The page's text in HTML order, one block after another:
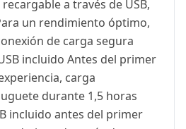
a través de USB,
un rendimiento óptimo,
de carga segura
incluido Antes del primer
carga
durante 1,5 horas
incluido antes del primer